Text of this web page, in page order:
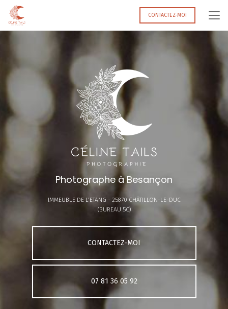
Aller
contenu
CONTACTEZ-MOI
Photographe à Besançon
IMMEUBLE DE L'ETANG - 25870 CHÂTILLON-LE-DUC
(BUREAU 5C)
CONTACTEZ-MOI
07 81 36 05 92